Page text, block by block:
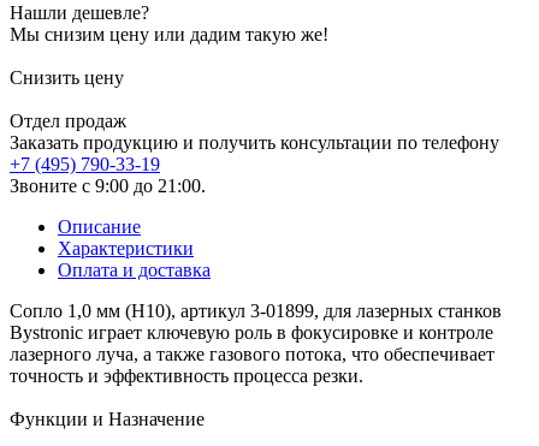
Нашли дешевле?
Мы снизим цену или дадим такую же!
Снизить цену
Отдел продаж
Заказать продукцию и получить консультации по телефону
+7 (495) 790-33-19
Звоните с 9:00 до 21:00.
Описание
Характеристики
Оплата и доставка
Сопло 1,0 мм (H10), артикул 3-01899, для лазерных станков
Bystronic играет ключевую роль в фокусировке и контроле
лазерного луча, а также газового потока, что обеспечивает
точность и эффективность процесса резки.
Функции и Назначение